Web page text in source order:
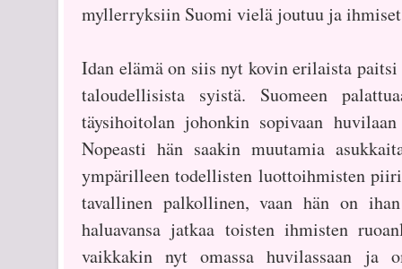
myllerryksiin Suomi vielä joutuu ja ihmiset
Idan elämä on siis nyt kovin erilaista
taloudellisista syistä. Suomeen
täysihoitolan johonkin sopivaan
Nopeasti hän saakin muutamia
ympärilleen todellisten luottoihmisten
tavallinen palkollinen, vaan hän on
haluavansa jatkaa toisten ihmisten
vaikkakin nyt omassa huvilassaan ja